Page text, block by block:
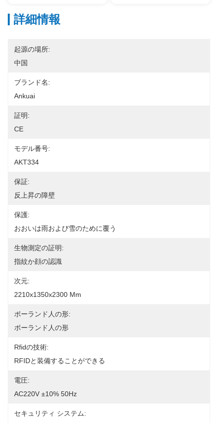
詳細情報
起源の場所:
中国
ブランド名:
Ankuai
証明:
CE
モデル番号:
AKT334
保証:
反上昇の障壁
保護:
おおいは雨および雪のために覆う
生物測定の証明:
指紋か顔の認識
次元:
2210x1350x2300 Mm
ポーランド人の形:
ポーランド人の形
Rfidの技術:
RFIDと装備することができる
電圧:
AC220V ±10% 50Hz
セキュリティ システム: